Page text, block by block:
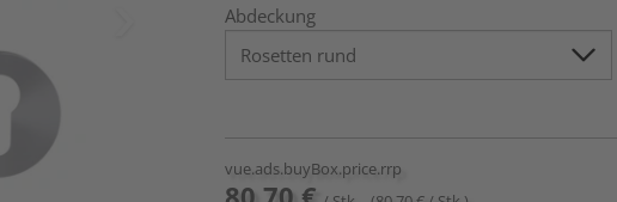
Abdeckung
vue.ads.buyBox.price.rrp